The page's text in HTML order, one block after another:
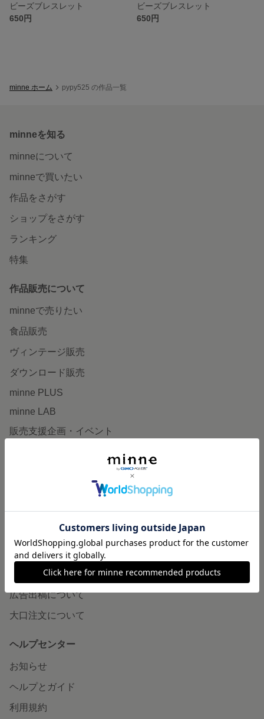
ビーズブレスレット
650円
ビーズブレスレット
650円
minne ホーム pypy525 の作品一覧
minneを知る
minneについて
minneで買いたい
作品をさがす
ショップをさがす
ランキング
特集
作品販売について
minneで売りたい
食品販売
ヴィンテージ販売
ダウンロード販売
minne PLUS
minne LAB
販売支援企画・イベント
minneとものづくりと
minneの本
企業の方へ
広告出稿について
大口注文について
ヘルプセンター
お知らせ
ヘルプとガイド
利用規約